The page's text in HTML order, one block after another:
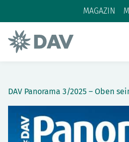
Zur
MAGAZIN
DAV Panorama 3/2025 – Oben